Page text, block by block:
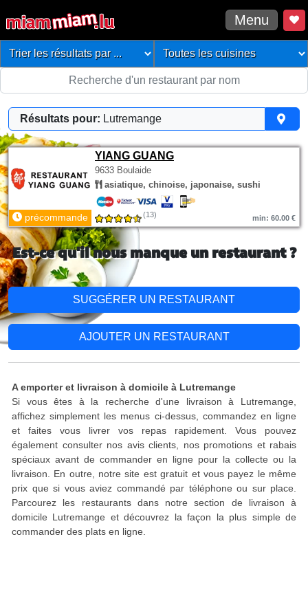
Menu
Résultats pour: Lutremange
YIANG GUANG
9633 Boulaide
asiatique, chinoise, japonaise, sushi
précommande (13) min: 60.00 €
Est-ce qu'il nous manque un restaurant ?
SUGGÉRER UN RESTAURANT
AJOUTER UN RESTAURANT
A emporter et livraison à domicile à Lutremange
Si vous êtes à la recherche d'une livraison à Lutremange,
affichez simplement les menus ci-dessus, commandez en ligne
et faites vous livrer vos repas rapidement. Vous pouvez
également consulter nos avis clients, nos promotions et rabais
spéciaux avant de commander en ligne pour la collecte ou la
livraison. En outre, notre site est gratuit et vous payez le même
prix que si vous aviez commandé par téléphone ou sur place.
Parcourez les restaurants dans notre section de livraison à
domicile Lutremange et découvrez la façon la plus simple de
commander des plats en ligne.